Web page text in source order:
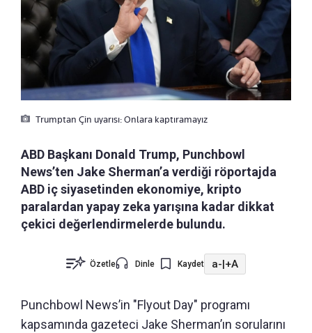
Trumptan Çin uyarısı: Onlara kaptıramayız
ABD Başkanı Donald Trump, Punchbowl
News’ten Jake Sherman’a verdiği röportajda
ABD iç siyasetinden ekonomiye, kripto
paralardan yapay zeka yarışına kadar dikkat
çekici değerlendirmelerde bulundu.
Özetle Dinle Kaydet a-|+A
Punchbowl News’in "Flyout Day" programı
kapsamında gazeteci Jake Sherman’ın sorularını